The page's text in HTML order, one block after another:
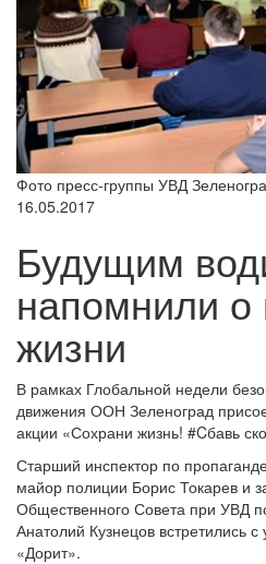
Фото пресс-группы УВД
16.05.2017
Будущим
напомнили о
жизни
В рамках Глобальной недели
движения ООН Зеленоград
акции «Сохрани жизнь! #Cбавь
Старший инспектор по
майор полиции Борис Токарев и
Общественного Совета при УВД
Анатолий Кузнецов встретились
«Дорит».